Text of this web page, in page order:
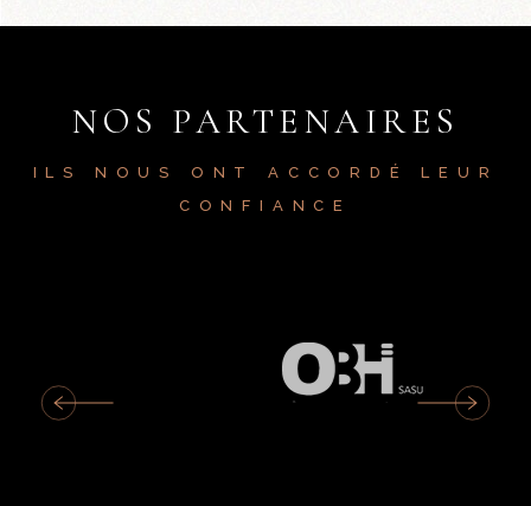
NOS PARTENAIRES
ILS NOUS ONT ACCORDÉ LEUR
CONFIANCE